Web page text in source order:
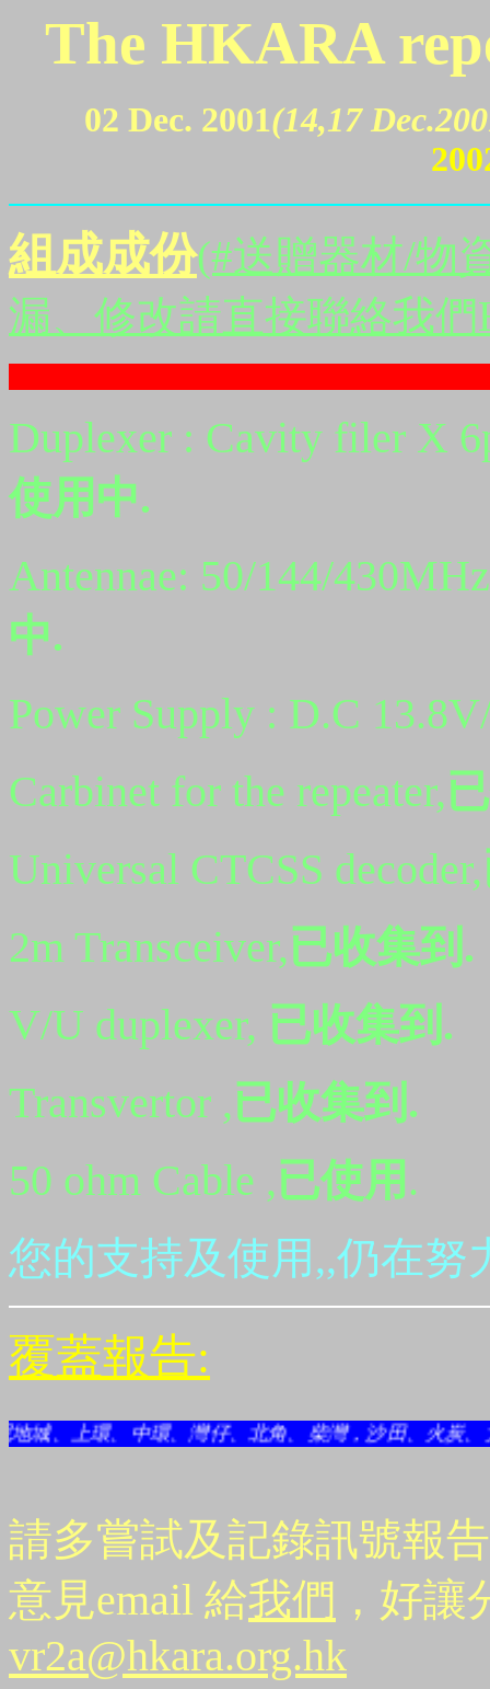
The HKARA
02 Dec. 2001(14,17
組成成份(#送贈器材/物
漏、修改請直接聯絡我
Duplexer : Cavity filer X
使用中.
Antennae: 50/144/
中.
Power Supply : D.C
Carbinet for the repeater,
Universal CTCSS decoder,
2m Transceiver,已收集到.
V/U duplexer, 已收集到.
Transvertor ,已收集到.
50 ohm Cable ,已使用 .
您的支持及使用,,仍在努
覆蓋報告:
上環、中環、灣仔、北角、柴灣，沙田、火炭
請多嘗試及記錄訊號報
意見email 給我們 ，好
vr2a@hkara.org.hk